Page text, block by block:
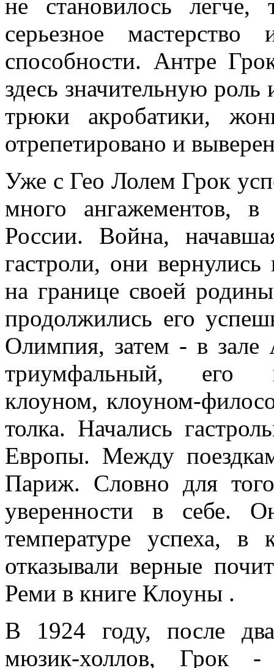
не становилось легче,
серьезное
способности. Антре
здесь значительную
трюки акробатики,
отрепетировано и
Уже с Гео Лолем Грок
много ангажементов,
России. Война,
гастроли, они
на границе своей
продолжились его
Олимпия, затем - в зале
триумфальный, его
клоуном, клоуном-
толка. Начались
Европы. Между
Париж. Словно для
уверенности в себе.
температуре успеха,
отказывали верные
Реми в книге Клоуны .
В 1924 году, после
мюзик-холлов, Грок